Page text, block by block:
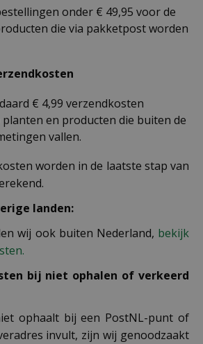
onder € 49,95 voor de
die via pakketpost worden
€ 4,99 verzendkosten
en producten die buiten de
vallen.
worden in de laatste stap van
landen:
wij ook buiten Nederland, bekijk
bij niet ophalen of verkeerd
ophaalt bij een PostNL-punt of
invult, zijn wij genoodzaakt